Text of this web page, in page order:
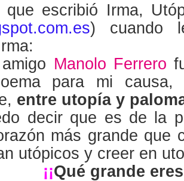
que escribió Irma,
) cuando
Manolo Ferrero
para mi
entre utopía y
decir que es de la
más grande que
utópicos y creer en
¡¡Qué grande